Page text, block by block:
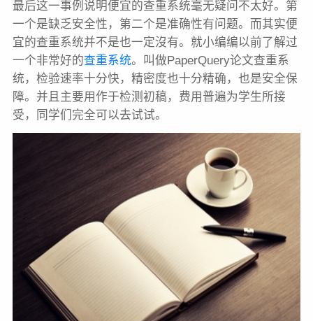
最后这一事例说明便宜的查重系统毫无疑问不太好。第
一个是缺乏安全性，第二个是准确性有问题。而其实便
宜的查重系统并不是也一定沒有。就小编编以前了解过
一个非常好的查重系统。叫做PaperQuery论文查重系
统，检验速率十分快，精密度也十分精确，也是安全保
障。并且主要用作于检测初稿，费用普遍为学生所接
受，同学们完全可以去试试。